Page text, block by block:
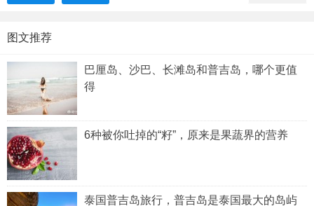
图文推荐
巴厘岛、沙巴、长滩岛和普吉岛，哪个更值
得
6种被你吐掉的“籽”，原来是果蔬界的营养
泰国普吉岛旅行，普吉岛是泰国最大的岛屿